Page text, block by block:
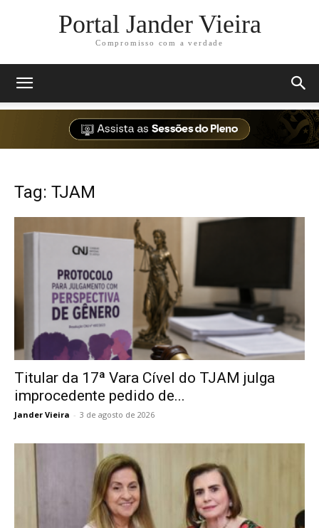
Portal Jander Vieira
Compromisso com a verdade
Tag: TJAM
Titular da 17ª Vara Cível do TJAM julga
improcedente pedido de...
Jander Vieira - 3 de agosto de 2026